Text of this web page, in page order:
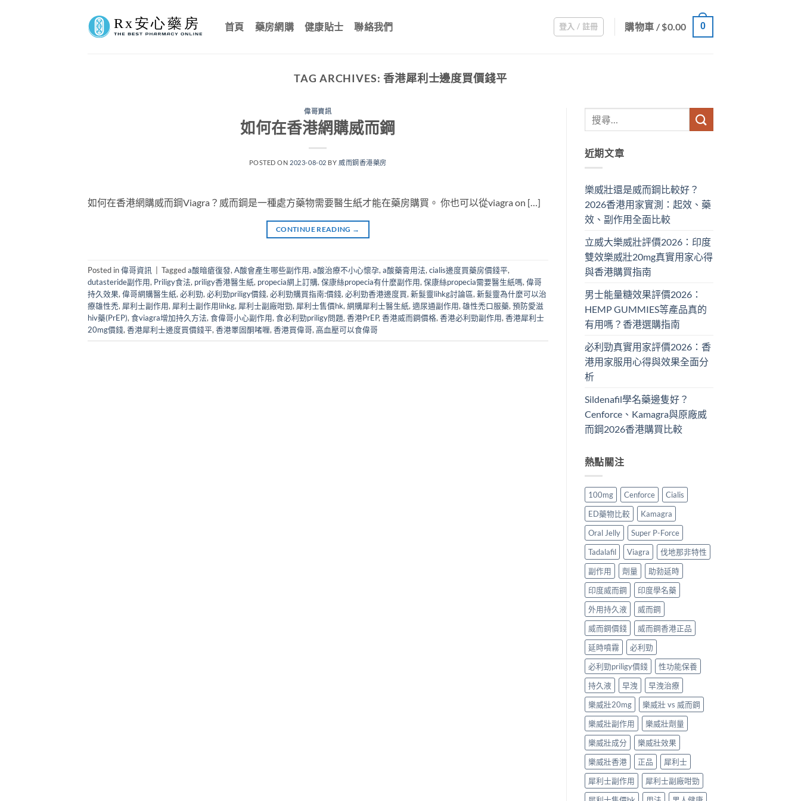
首頁 藥房網購 健康貼士 聯絡我們 登入 / 註冊 購物車 /$0.00 0
TAG ARCHIVES: 香港犀利士邊度買價錢平
偉哥資訊
如何在香港網購威而鋼
POSTED ON 2023-08-02 BY 威而鋼香港藥房
如何在香港網購威而鋼Viagra？威而鋼是一種處方藥物需要醫生紙才能在藥房購買。 你也可以從viagra on […]
CONTINUE READING →
Posted in偉哥資訊 Taggeda酸暗瘡復發, A酸會產生哪些副作用, a酸治療不小心懷孕, a酸藥膏用法, cialis邊度買藥房價錢平,
dutasteride副作用, Priligy食法, priligy香港醫生紙, propecia網上訂購, 保康絲propecia有什麼副作用, 保康絲propecia需要醫生紙嗎, 偉哥
持久效果, 偉哥網購醫生紙, 必利勁, 必利勁priligy價錢, 必利勁購買指南:價錢, 必利勁香港邊度買, 新髮靈lihkg討論區, 新髮靈為什麼可以治
療雄性禿, 犀利士副作用, 犀利士副作用lihkg, 犀利士副廠咁勁, 犀利士售價hk, 網購犀利士醫生紙, 適尿通副作用, 雄性禿口服藥, 預防愛滋
hiv藥(PrEP), 食viagra增加持久方法, 食偉哥小心副作用, 食必利勁priligy問題, 香港PrEP, 香港威而鋼價格, 香港必利勁副作用, 香港犀利士
20mg價錢, 香港犀利士邊度買價錢平, 香港睪固酮啫喱, 香港買偉哥, 高血壓可以食偉哥
近期文章
樂威壯還是威而鋼比較好？
2026香港用家實測：起效、藥
效、副作用全面比較
立威大樂威壯評價2026：印度
雙效樂威壯20mg真實用家心得
與香港購買指南
男士能量糖效果評價2026：
HEMP GUMMIES等產品真的
有用嗎？香港選購指南
必利勁真實用家評價2026：香
港用家服用心得與效果全面分
析
Sildenafil學名藥邊隻好？
Cenforce、Kamagra與原廠威
而鋼2026香港購買比較
熱點關注
100mg Cenforce
Cialis
ED藥物比較
Kamagra
Oral Jelly
Super P-Force
Tadalafil
Viagra
伐地那非特性
副作用
劑量
助勃延時
印度威而鋼
印度學名藥
外用持久液
威而鋼
威而鋼價錢
威而鋼香港正品
延時噴霧
必利勁
必利勁priligy價錢
性功能保養
持久液
早洩
早洩治療
樂威壯20mg
樂威壯 vs 威而鋼
樂威壯副作用
樂威壯劑量
樂威壯成分
樂威壯效果
樂威壯香港
正品
犀利士
犀利士副作用
犀利士副廠咁勁